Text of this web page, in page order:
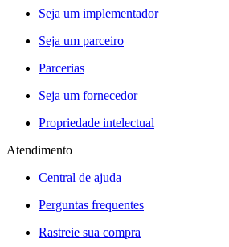
Seja um implementador
Seja um parceiro
Parcerias
Seja um fornecedor
Propriedade intelectual
Atendimento
Central de ajuda
Perguntas frequentes
Rastreie sua compra